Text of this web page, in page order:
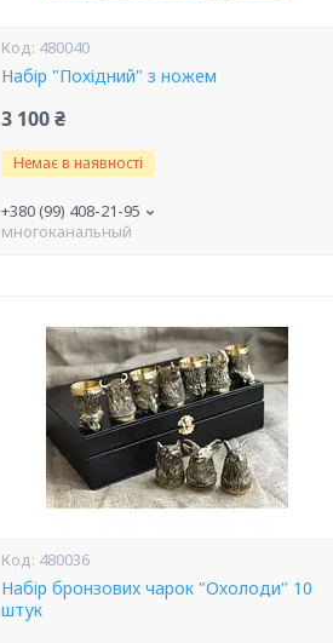
480040
Набір "Похідний" з ножем
3 100 ₴
Немає в наявності
+380 (99) 408-21-95
многоканальный
480036
Набір бронзових чарок "Охолоди" 10
штук